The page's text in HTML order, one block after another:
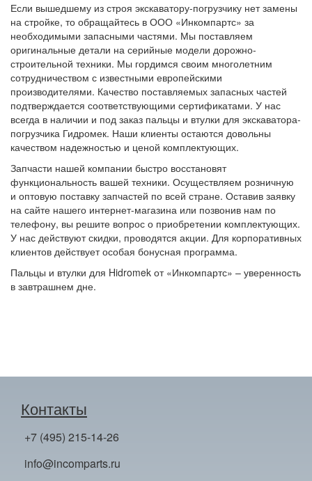
Если вышедшему из строя экскаватору-погрузчику нет замены
на стройке, то обращайтесь в ООО «Инкомпартс» за
необходимыми запасными частями. Мы поставляем
оригинальные детали на серийные модели дорожно-
строительной техники. Мы гордимся своим многолетним
сотрудничеством с известными европейскими
производителями. Качество поставляемых запасных частей
подтверждается соответствующими сертификатами. У нас
всегда в наличии и под заказ пальцы и втулки для экскаватора-
погрузчика Гидромек. Наши клиенты остаются довольны
качеством надежностью и ценой комплектующих.
Запчасти нашей компании быстро восстановят
функциональность вашей техники. Осуществляем розничную
и оптовую поставку запчастей по всей стране. Оставив заявку
на сайте нашего интернет-магазина или позвонив нам по
телефону, вы решите вопрос о приобретении комплектующих.
У нас действуют скидки, проводятся акции. Для корпоративных
клиентов действует особая бонусная программа.
Пальцы и втулки для Hidromek от «Инкомпартс» – уверенность
в завтрашнем дне.
Контакты
+7 (495) 215-14-26
info@incomparts.ru